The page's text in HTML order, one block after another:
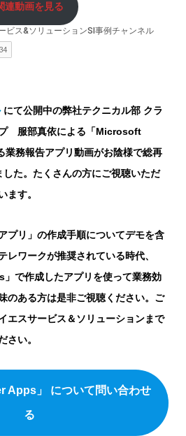
連動画を見る
にて公開中の弊社テクニカル部 クラ
服部真依による「Microsoft
務報告アプリ動画がお陰様で総再
た。たくさんの方にご視聴いただ
ます。
プリ」の作成手順についてデモを含
レワークが推奨されている時代、
で作成したアプリを使って業務効
のある方は是非ご視聴ください。ご
エスサービス＆ソリューションまで
さい。
Apps」 について問い合わせ
る